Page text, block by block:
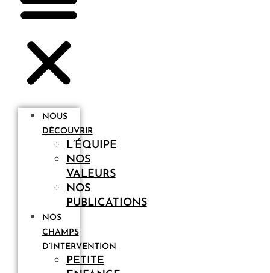
NOUS
DÉCOUVRIR
L’ÉQUIPE
NOS
VALEURS
NOS
PUBLICATIONS
NOS
CHAMPS
D’INTERVENTION
PETITE